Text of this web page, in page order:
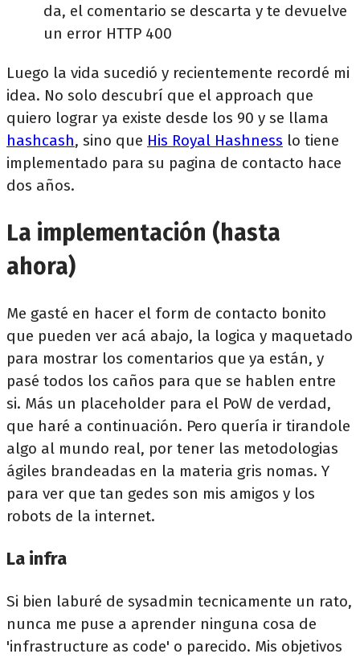
da, el comentario se descarta y te devuelve
un error HTTP 400
Luego la vida sucedió y recientemente recordé mi
idea. No solo descubrí que el approach que
quiero lograr ya existe desde los 90 y se llama
hashcash, sino que His Royal Hashness lo tiene
implementado para su pagina de contacto hace
dos años.
La implementación (hasta
ahora)
Me gasté en hacer el form de contacto bonito
que pueden ver acá abajo, la logica y maquetado
para mostrar los comentarios que ya están, y
pasé todos los caños para que se hablen entre
si. Más un placeholder para el PoW de verdad,
que haré a continuación. Pero quería ir tirandole
algo al mundo real, por tener las metodologias
ágiles brandeadas en la materia gris nomas. Y
para ver que tan gedes son mis amigos y los
robots de la internet.
La infra
Si bien laburé de sysadmin tecnicamente un rato,
nunca me puse a aprender ninguna cosa de
'infrastructure as code' o parecido. Mis objetivos